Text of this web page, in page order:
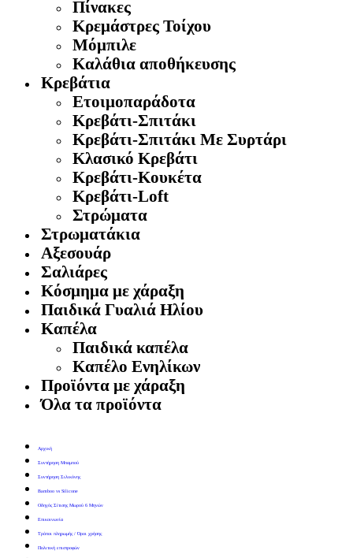
Πίνακες
Κρεμάστρες Τοίχου
Μόμπιλε
Καλάθια αποθήκευσης
Κρεβάτια
Ετοιμοπαράδοτα
Κρεβάτι-Σπιτάκι
Κρεβάτι-Σπιτάκι Με Συρτάρι
Κλασικό Κρεβάτι
Κρεβάτι-Κουκέτα
Κρεβάτι-Loft
Στρώματα
Στρωματάκια
Αξεσουάρ
Σαλιάρες
Κόσμημα με χάραξη
Παιδικά Γυαλιά Ηλίου
Καπέλα
Παιδικά καπέλα
Καπέλο Ενηλίκων
Προϊόντα με χάραξη
Όλα τα προϊόντα
Αρχική
Συντήρηση Μπαμπού
Συντήρηση Σιλικόνης
Bamboo vs Silicone
Οδηγός Σίτισης Μωρού 6 Μηνών
Επικοινωνία
Τρόποι πληρωμής / Όροι χρήσης
Πολιτική επιστροφών